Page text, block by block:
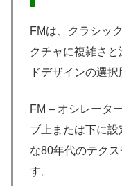
FMは、クラシッ
クチャに複雑さ
ドデザインの選択
FM – オシレータ
ブ上または下に
な80年代のテク
す。